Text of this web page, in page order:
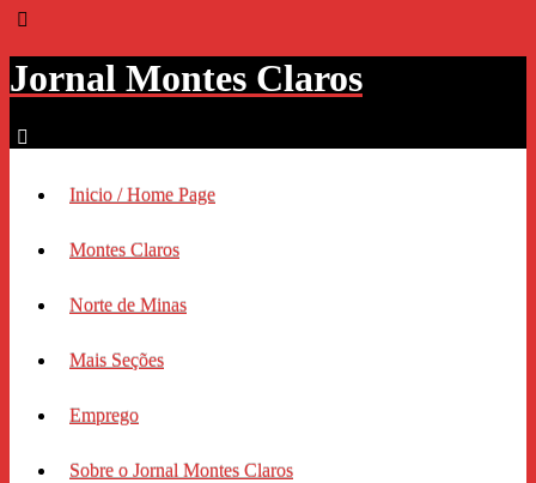
Jornal Montes Claros
Inicio / Home Page
Montes Claros
Norte de Minas
Mais Seções
Emprego
Sobre o Jornal Montes Claros